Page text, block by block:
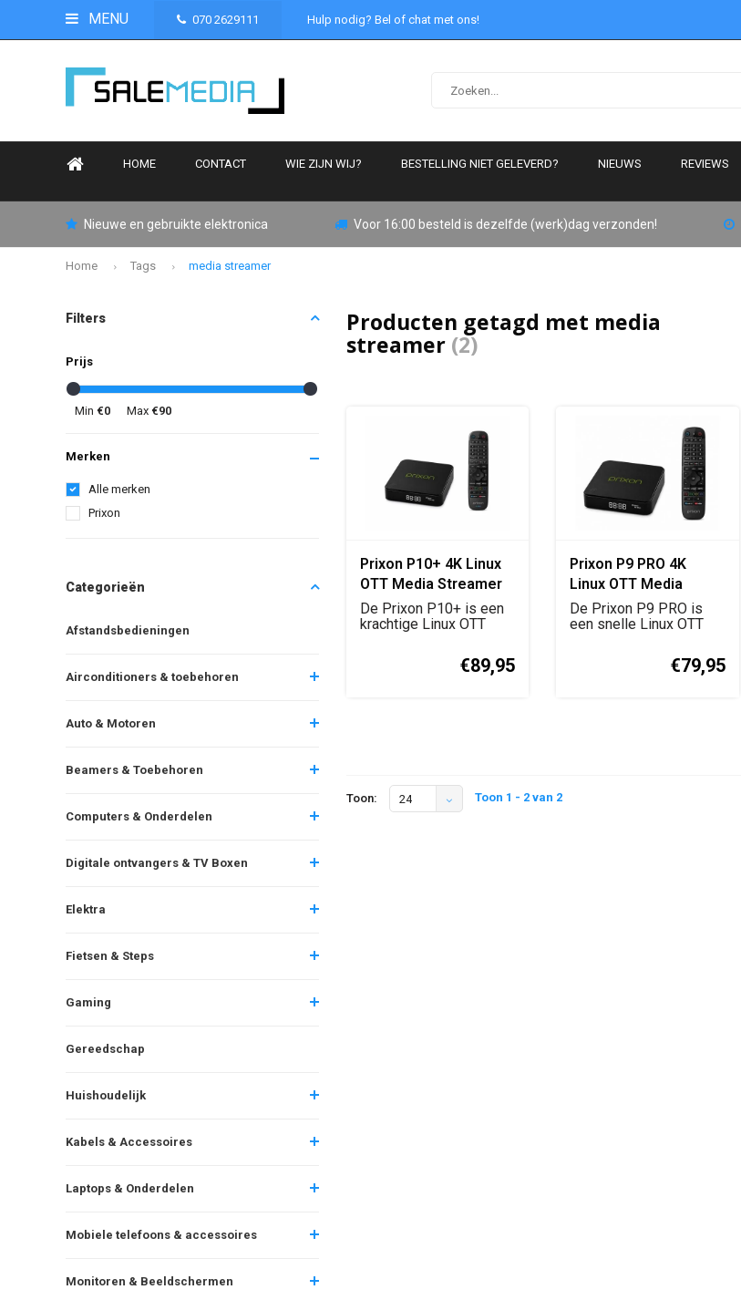
MENU 070 2629111 Hulp nodig? Bel of chat met ons!
HOME CONTACT WIE ZIJN WIJ? BESTELLING NIET GELEVERD? NIEUWS REVIEWS
Nieuwe en gebruikte elektronica Voor 16:00 besteld is dezelfde (werk)dag verzonden!
Home Tags media streamer
Filters
Prijs
Min €0 Max €90
Merken
Alle merken
Prixon
Categorieën
Afstandsbedieningen
Airconditioners & toebehoren
Auto & Motoren
Beamers & Toebehoren
Computers & Onderdelen
Digitale ontvangers & TV Boxen
Elektra
Fietsen & Steps
Gaming
Gereedschap
Huishoudelijk
Kabels & Accessoires
Laptops & Onderdelen
Mobiele telefoons & accessoires
Monitoren & Beeldschermen
Producten getagd met media
streamer (2)
Prixon P10+ 4K Linux
OTT Media Streamer
De Prixon P10+ is een
krachtige Linux OTT
€89,95
Prixon P9 PRO 4K
Linux OTT Media
Streamer
De Prixon P9 PRO is
een snelle Linux OTT
€79,95
Toon: 24 Toon 1 - 2 van 2